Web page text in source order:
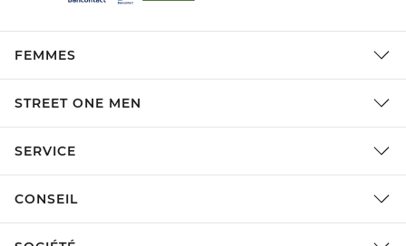
FEMMES
STREET ONE MEN
SERVICE
CONSEIL